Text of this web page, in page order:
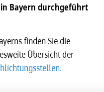
Bayern durchgeführt
finden Sie die
Übersicht der